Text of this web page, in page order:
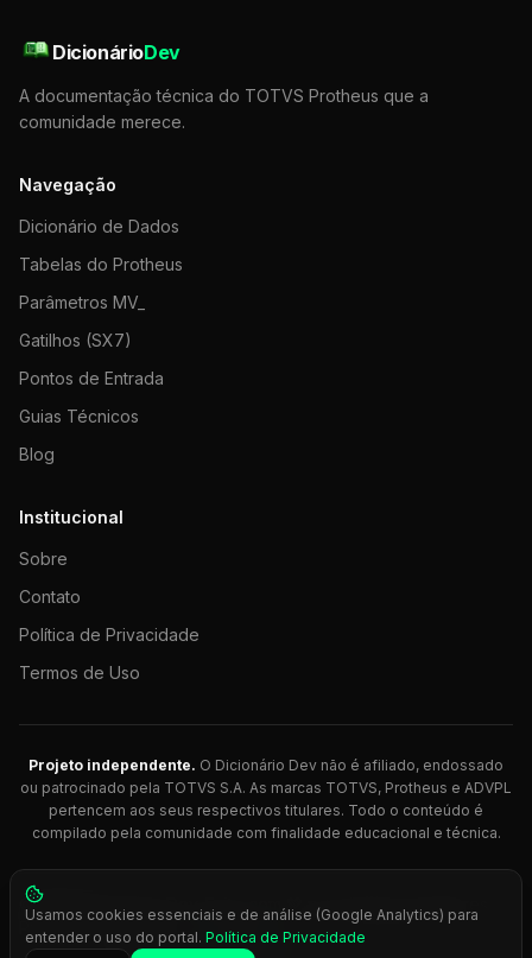
DicionárioDev
A documentação técnica do TOTVS Protheus que a
comunidade merece.
Navegação
Dicionário de Dados
Tabelas do Protheus
Parâmetros MV_
Gatilhos (SX7)
Pontos de Entrada
Guias Técnicos
Blog
Institucional
Sobre
Contato
Política de Privacidade
Termos de Uso
Projeto independente. O Dicionário Dev não é afiliado, endossado
ou patrocinado pela TOTVS S.A. As marcas TOTVS, Protheus e ADVPL
pertencem aos seus respectivos titulares. Todo o conteúdo é
compilado pela comunidade com finalidade educacional e técnica.
© 2026 Dicionário Dev. Feito com 💚 para desenvolvedores
Protheus.
Press Ctrl+K
Usamos cookies essenciais e de análise (Google Analytics) para
entender o uso do portal. Política de Privacidade